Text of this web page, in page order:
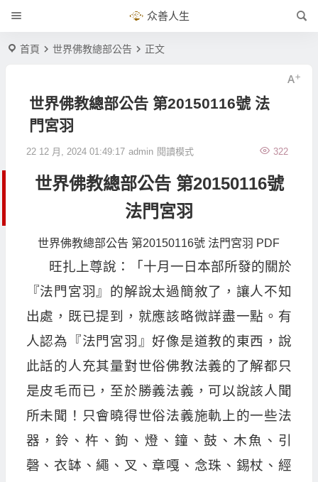
众善人生
首頁 世界佛教總部公告 正文
世界佛教總部公告 第20150116號 法
門宮羽
22 12 月, 2024 01:49:17 admin 322
閱讀模式
世界佛教總部公告 第20150116號
法門宮羽
世界佛教總部公告 第20150116號 法門宮羽 PDF
旺扎上尊說：「十月一日本部所發的關於
『法門宮羽』的解說太過簡敘了，讓人不知
出處，既已提到，就應該略微詳盡一點。有
人認為『法門宮羽』好像是道教的東西，說
此話的人充其量對世俗佛教法義的了解都只
是皮毛而已，至於勝義法義，可以說該人聞
所未聞！只會曉得世俗法義施軌上的一些法
器，鈴、杵、鉤、燈、鐘、鼓、木魚、引
磬、衣缽、繩、叉、章嘎、念珠、錫杖、經